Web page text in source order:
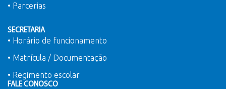
• Parcerias
SECRETARIA
• Horário de funcionamento
• Matrícula / Documentação
• Regimento escolar
FALE CONOSCO